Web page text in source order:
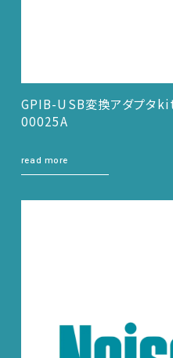
GPIB-USB変換アダプタ
00025A
read more